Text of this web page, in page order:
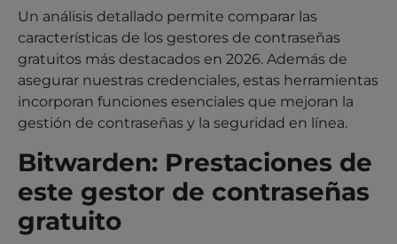
Un análisis detallado permite comparar las
características de los gestores de contraseñas
gratuitos más destacados en 2026. Además de
asegurar nuestras credenciales, estas herramientas
incorporan funciones esenciales que mejoran la
gestión de contraseñas y la seguridad en línea.
Bitwarden: Prestaciones de
este gestor de contraseñas
gratuito